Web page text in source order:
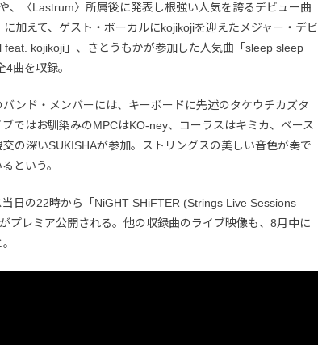
、〈Lastrum〉所属後に発表し根強い人気を誇るデビュー曲
に加えて、ゲスト・ボーカルにkojikojiを迎えたメジャー・デビ
feat. kojikoji」、さとうもかが参加した人気曲「sleep sleep
曲を収録。
ンド・メンバーには、キーボードに先述のタケウチカズタ
ではお馴染みのMPCはKO-ney、コーラスはキミカ、ベース
の深いSUKISHAが参加。ストリングスの美しい音色が奏で
という。
当日の22時から「NiGHT SHiFTER (Strings Live Sessions
プレミア公開される。他の収録曲のライブ映像も、8月中に